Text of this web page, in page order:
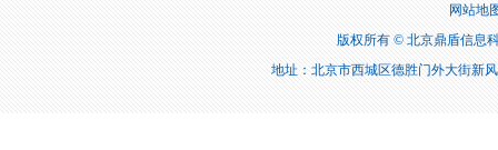
网站地
版权所有 © 北京鼎盾信息
地址：北京市西城区德胜门外大街新